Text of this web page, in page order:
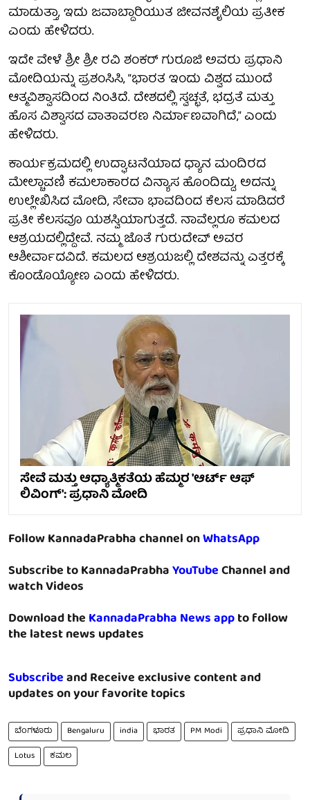
ಮಾಡುತ್ತಾ, ಇದು ಜವಾಬ್ದಾರಿಯುತ ಜೀವನಶೈಲಿಯ ಪ್ರತೀಕ
ಎಂದು ಹೇಳಿದರು.
ಇದೇ ವೇಳೆ ಶ್ರೀ ಶ್ರೀ ರವಿ ಶಂಕರ್ ಗುರೂಜಿ ಅವರು ಪ್ರಧಾನಿ
ಮೋದಿಯನ್ನು ಪ್ರಶಂಸಿಸಿ, “ಭಾರತ ಇಂದು ವಿಶ್ವದ ಮುಂದೆ
ಆತ್ಮವಿಶ್ವಾಸದಿಂದ ನಿಂತಿದೆ. ದೇಶದಲ್ಲಿ ಸ್ವಚ್ಛತೆ, ಭದ್ರತೆ ಮತ್ತು
ಹೊಸ ವಿಶ್ವಾಸದ ವಾತಾವರಣ ನಿರ್ಮಾಣವಾಗಿದೆ,” ಎಂದು
ಹೇಳಿದರು.
ಕಾರ್ಯಕ್ರಮದಲ್ಲಿ ಉದ್ಘಾಟನೆಯಾದ ಧ್ಯಾನ ಮಂದಿರದ
ಮೇಲ್ಚಾವಣಿ ಕಮಲಾಕಾರದ ವಿನ್ಯಾಸ ಹೊಂದಿದ್ದು, ಅದನ್ನು
ಉಲ್ಲೇಖಿಸಿದ ಮೋದಿ, ಸೇವಾ ಭಾವದಿಂದ ಕೆಲಸ ಮಾಡಿದರೆ
ಪ್ರತೀ ಕೆಲಸವೂ ಯಶಸ್ವಿಯಾಗುತ್ತದೆ. ನಾವೆಲ್ಲರೂ ಕಮಲದ
ಆಶ್ರಯದಲ್ಲಿದ್ದೇವೆ. ನಮ್ಮ ಜೊತೆ ಗುರುದೇವ್ ಅವರ
ಆಶೀರ್ವಾದವಿದೆ. ಕಮಲದ ಆಶ್ರಯಜಲ್ಲಿ ದೇಶವನ್ನು ಎತ್ತರಕ್ಕೆ
ಕೊಂಡೊಯ್ಯೋಣ ಎಂದು ಹೇಳಿದರು.
ಸೇವೆ ಮತ್ತು ಆಧ್ಯಾತ್ಮಿಕತೆಯ ಹೆಮ್ಮರ 'ಆರ್ಟ್ ಆಫ್
ಲಿವಿಂಗ್': ಪ್ರಧಾನಿ ಮೋದಿ
Follow KannadaPrabha channel onWhatsApp
Subscribe to KannadaPrabhaYouTubeChannel and
watch Videos
Download theKannadaPrabha News appto follow
the latest news updates
Subscribeand Receive exclusive content and
updates on your favorite topics
ಬೆಂಗಳೂರು Bengaluru india ಭಾರತ PM Modi
ಪ್ರಧಾನಿ ಮೋದಿ
Lotus
ಕಮಲ